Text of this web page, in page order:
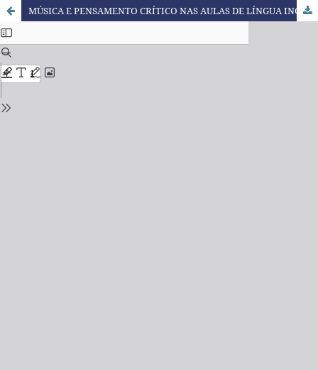
MÚSICA E PENSAMENTO CRÍTICO NAS AULAS DE LÍNGUA INGLESA NA EDUCAÇÃO PROFISSIONAL E TECNOLÓGICA